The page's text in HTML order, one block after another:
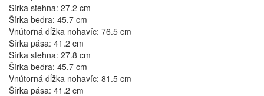
Šírka stehna: 27.2 cm
Šírka bedra: 45.7 cm
Vnútorná dĺžka nohavíc: 76.5 cm
Šírka pása: 41.2 cm
Šírka stehna: 27.8 cm
Šírka bedra: 45.7 cm
Vnútorná dĺžka nohavíc: 81.5 cm
Šírka pása: 41.2 cm